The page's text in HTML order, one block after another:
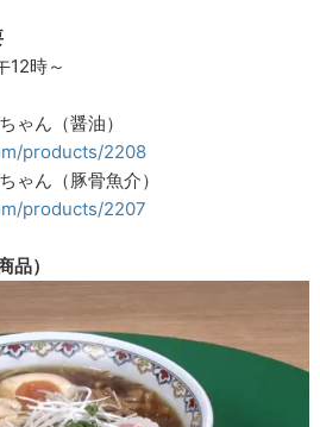
12時～
ゃん（醤油）
products/2208
ゃん（豚骨魚介）
products/2207
品）